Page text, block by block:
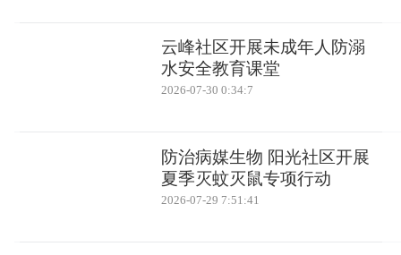
云峰社区开展未成年人防溺
水安全教育课堂
2026-07-30 0:34:7
防治病媒生物 阳光社区开展
夏季灭蚊灭鼠专项行动
2026-07-29 7:51:41